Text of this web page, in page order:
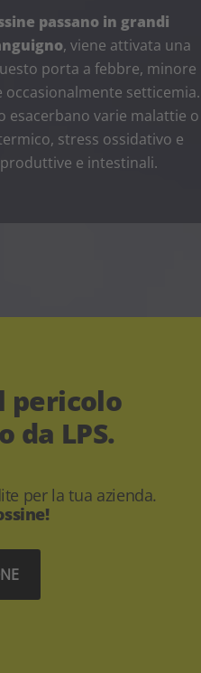
passano in grandi
, viene attivata una
porta a febbre, minore
setticemia.
esacerbano varie malattie o
stress ossidativo e
e intestinali.
pericolo
da LPS.
per la tua azienda.